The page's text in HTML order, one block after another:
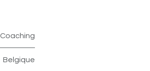
Coaching
Belgique